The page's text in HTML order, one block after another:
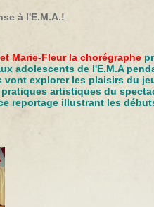
à l'E.M.A.!
Marie-Fleur la chorégraphe
adolescents de l'E.M.A
vont explorer les plaisirs du
artistiques du
reportage illustrant les